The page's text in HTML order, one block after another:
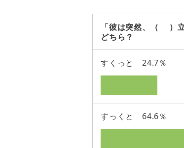
「彼は突然、（ ）
どちら？
すくっと 24.7％
すっくと 64.6％